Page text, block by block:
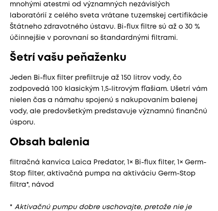
mnohými atestmi od významných nezávislých
laboratórií z celého sveta vrátane tuzemskej certifikácie
Štátneho zdravotného ústavu. Bi-flux filtre sú až o 30 %
účinnejšie v porovnaní so štandardnými filtrami.
Šetrí vašu peňaženku
Jeden Bi-flux filter prefiltruje až 150 litrov vody, čo
zodpovedá 100 klasickým 1,5-litrovým fľašiam. Ušetrí vám
nielen čas a námahu spojenú s nakupovaním balenej
vody, ale predovšetkým predstavuje významnú finančnú
úsporu.
Obsah balenia
filtračná kanvica Laica Predator, 1× Bi-flux filter, 1× Germ-
Stop filter, aktivačná pumpa na aktiváciu Germ-Stop
filtra*, návod
* Aktivačnú pumpu dobre uschovajte, pretože nie je